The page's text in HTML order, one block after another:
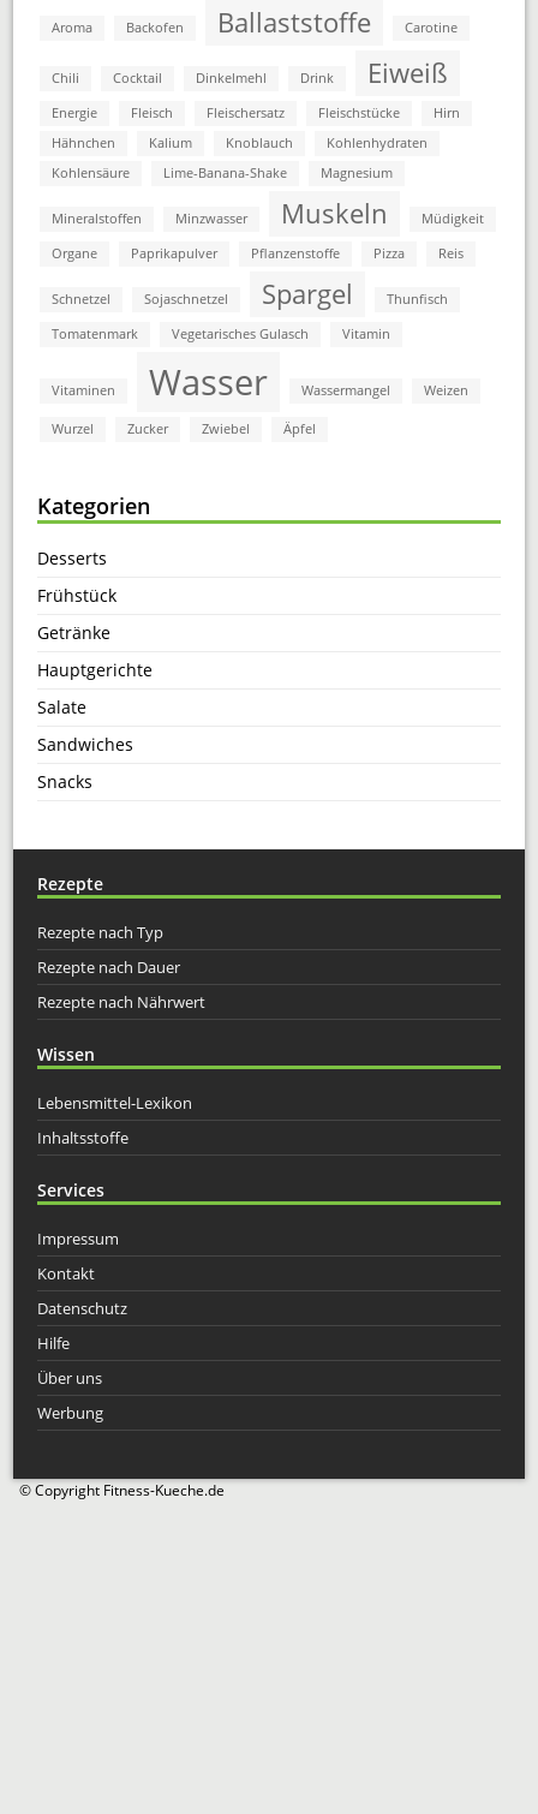
Aroma Backofen Ballaststoffe Carotine
Chili Cocktail Dinkelmehl Drink Eiweiß
Energie Fleisch Fleischersatz Fleischstücke
Hirn
Hähnchen
Kalium Knoblauch
Kohlenhydraten
Kohlensäure
Lime-Banana-Shake Magnesium
Mineralstoffen Minzwasser Muskeln Müdigkeit
Organe Paprikapulver Pflanzenstoffe Pizza Reis
Schnetzel Sojaschnetzel Spargel Thunfisch
Tomatenmark Vegetarisches Gulasch Vitamin
Vitaminen Wasser Wassermangel Weizen
Wurzel Zucker Zwiebel Äpfel
Kategorien
Desserts
Frühstück
Getränke
Hauptgerichte
Salate
Sandwiches
Snacks
Rezepte
Rezepte nach Typ
Rezepte nach Dauer
Rezepte nach Nährwert
Wissen
Lebensmittel-Lexikon
Inhaltsstoffe
Services
Impressum
Kontakt
Datenschutz
Hilfe
Über uns
Werbung
© Copyright Fitness-Kueche.de